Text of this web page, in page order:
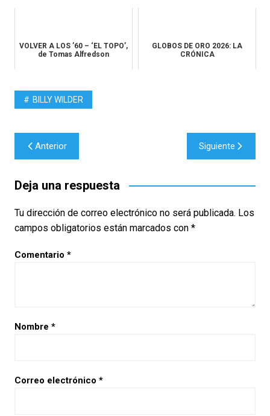
VOLVER A LOS ’60 – ‘EL TOPO’,
de Tomas Alfredson
GLOBOS DE ORO 2026: LA
CRÓNICA
BILLY WILDER
Navegación
de
entradas
Anterior Siguiente
Deja una respuesta
Tu dirección de correo electrónico no será publicada. Los
campos obligatorios están marcados con *
Comentario *
Nombre *
Correo electrónico *